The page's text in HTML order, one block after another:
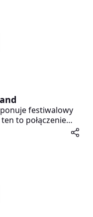
festiwalowy
to połączenie
pazurem i